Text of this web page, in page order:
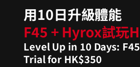
用10日升級體能
F45 + Hyrox試玩
Level Up in 10 Days:
Trial for HK$350